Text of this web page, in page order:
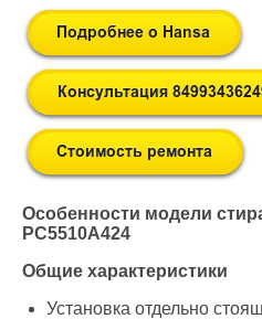
Особенности модели
PC5510A424
Общие характеристики
Установка отдельно